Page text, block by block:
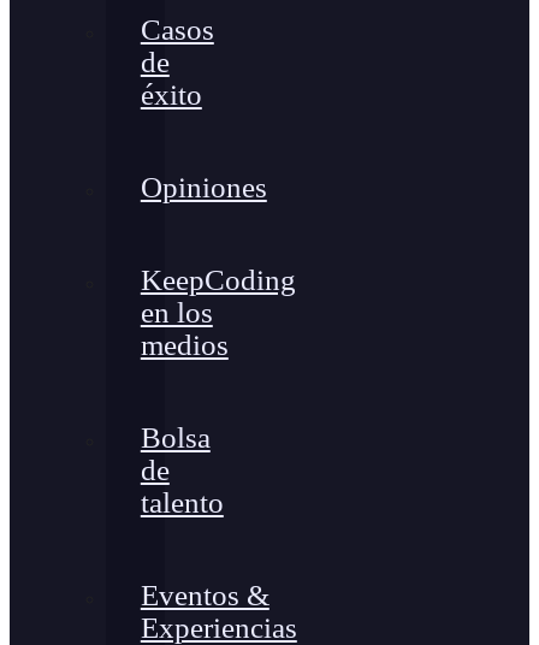
Casos
de
éxito
Opiniones
KeepCoding
en los
medios
Bolsa
de
talento
Eventos &
Experiencias